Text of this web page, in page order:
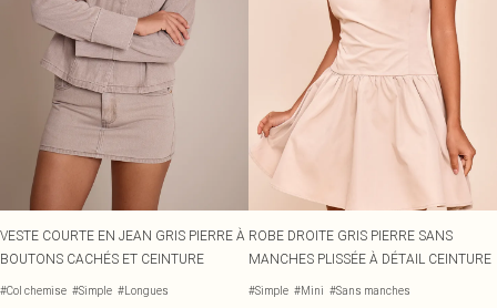
VESTE COURTE EN JEAN GRIS PIERRE À
BOUTONS CACHÉS ET CEINTURE
#Col chemise #Simple #Longues
ROBE DROITE GRIS PIERRE SANS
MANCHES PLISSÉE À DÉTAIL CEINTURE
#Simple #Mini #Sans manches